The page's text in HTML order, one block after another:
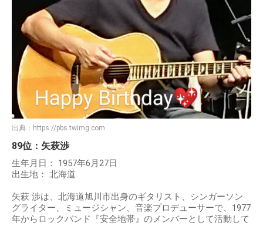
出典： https://pbs.twimg.com
89位：矢萩渉
生年月日： 1957年6月27日
出生地： 北海道
矢萩 渉は、北海道旭川市出身のギタリスト、シンガーソン
グライター、ミュージシャン、音楽プロデューサーで、1977
年からロックバンド『安全地帯』のメンバーとして活動して